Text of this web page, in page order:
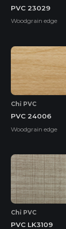
PVC 23029
Woodgrain edge
Chỉ PVC
PVC 24006
Woodgrain edge
Chỉ PVC
PVC LK3109